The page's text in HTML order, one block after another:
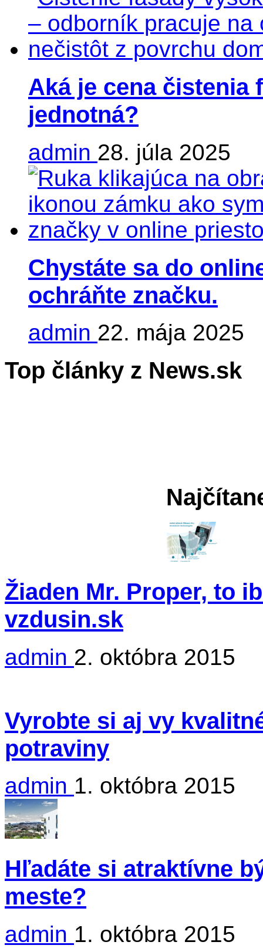
Aká je cena čistenia
jednotná?
admin 28. júla 2025
Chystáte sa do
ochráňte značku.
admin 22. mája 2025
Top články z News.sk
Žiaden Mr. Proper, to
vzdusin.sk
admin 2. októbra 2015
Vyrobte si aj vy
potraviny
admin 1. októbra 2015
Hľadáte si atraktívne
meste?
admin 1. októbra 2015